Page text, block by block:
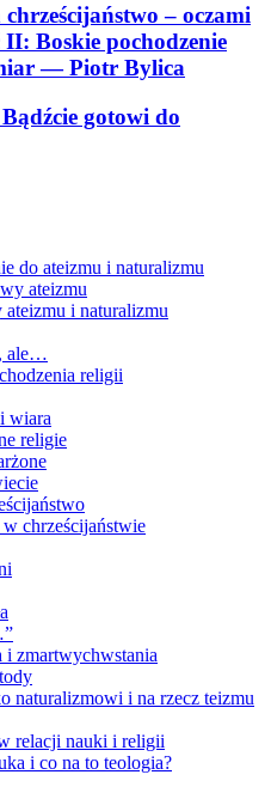
– oczami
II: Boskie pochodzenie
— Piotr Bylica
gotowi do
do ateizmu i naturalizmu
ateizmu
i naturalizmu
ale…
religii
wiara
religie
chrześcijaństwie
i zmartwychwstania
naturalizmowi i na rzecz teizmu
relacji nauki i religii
i co na to teologia?